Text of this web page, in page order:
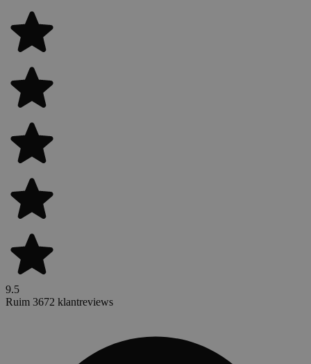
9.5
Ruim 3672 klantreviews